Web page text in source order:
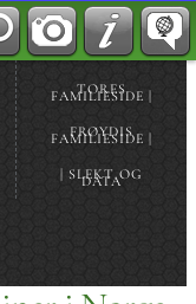
TORES
FAMILIESIDE |
FRØYDIS
FAMILIESIDE |
| SLEKT OG
DATA